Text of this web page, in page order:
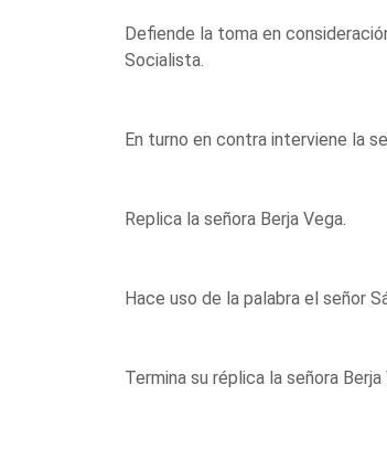
Defiende la toma en
Socialista.
En turno en contra interviene la
Replica la señora Berja Vega.
Hace uso de la palabra el señor
Termina su réplica la señora Berja